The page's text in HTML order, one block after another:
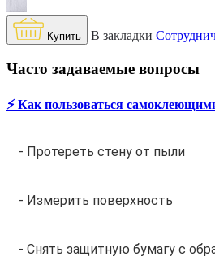
Купить В закладки
Часто задаваемые вопросы
⚡️ Как пользоваться
- Протереть стену от пыли
- Измерить поверхность
- Снять защитную бумагу с